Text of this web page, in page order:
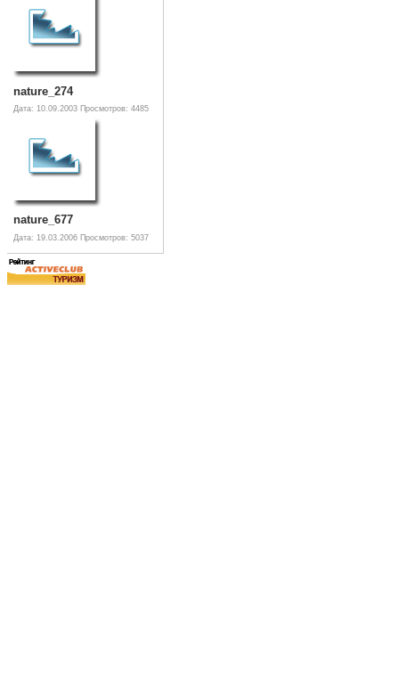
nature_274
Дата: 10.09.2003 Просмотров: 4485
nature_677
Дата: 19.03.2006 Просмотров: 5037